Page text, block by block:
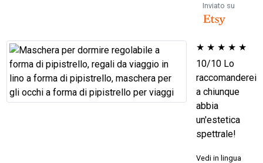
Inviato su
★ ★ ★ ★ ★
10/10 Lo
raccomanderei
a chiunque
abbia
un'estetica
spettrale!
Vedi in lingua